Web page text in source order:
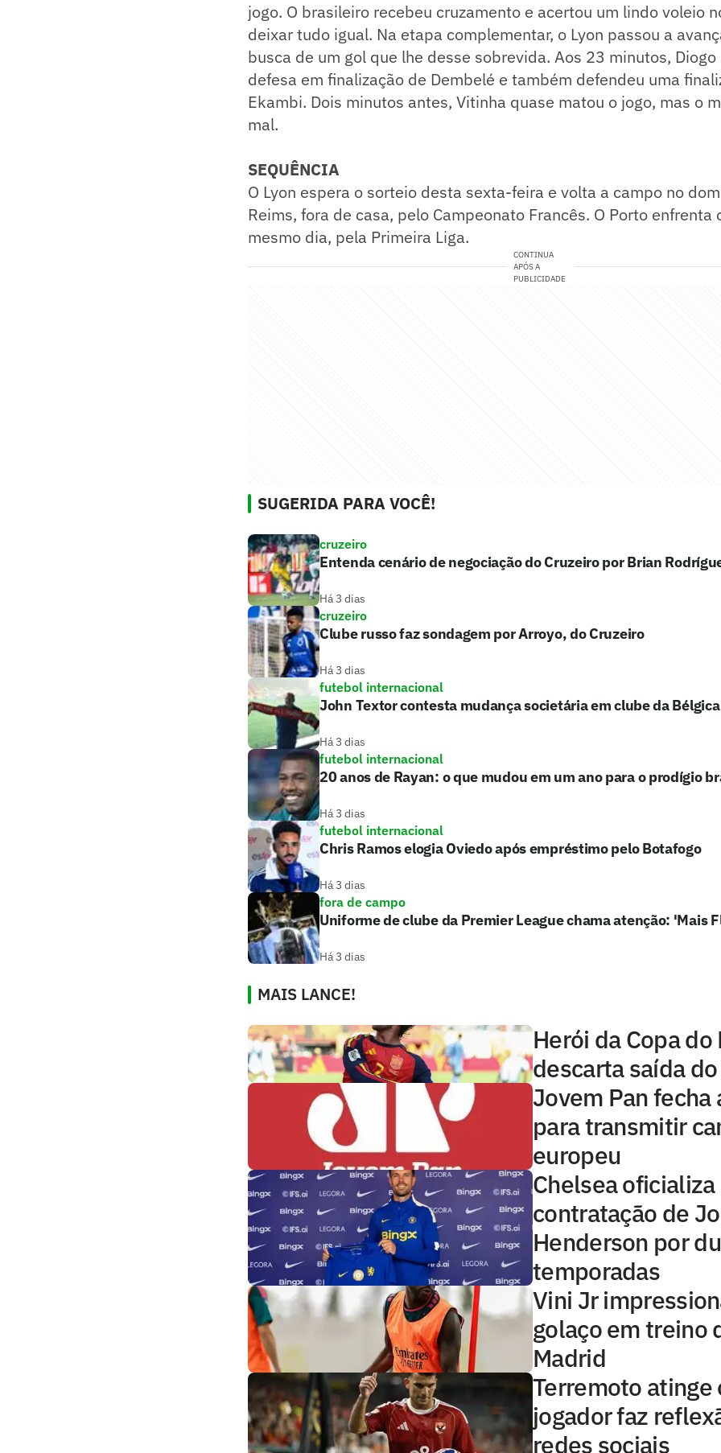
jogo. O brasileiro recebeu cruzamento e acertou um lindo voleio
deixar tudo igual. Na etapa complementar, o Lyon passou a
busca de um gol que lhe desse sobrevida. Aos 23 minutos, Diogo
defesa em finalização de Dembelé e também defendeu uma
Ekambi. Dois minutos antes, Vitinha quase matou o jogo, mas o
mal.
SEQUÊNCIA
​O Lyon espera o sorteio desta sexta-feira e volta a campo no
Reims, fora de casa, pelo Campeonato Francês. O Porto enfrenta
mesmo dia, pela Primeira Liga.
CONTINUA
APÓS A
PUBLICIDADE
SUGERIDA PARA VOCÊ!
cruzeiro
Entenda cenário de negociação do Cruzeiro por Brian
Há 3 dias
cruzeiro
Clube russo faz sondagem por Arroyo, do Cruzeiro
Há 3 dias
futebol internacional
John Textor contesta mudança societária em clube da Bélgica
Há 3 dias
futebol internacional
20 anos de Rayan: o que mudou em um ano para o prodígio
Há 3 dias
futebol internacional
Chris Ramos elogia Oviedo após empréstimo pelo Botafogo
Há 3 dias
fora de campo
Uniforme de clube da Premier League chama atenção: 'Mais
Há 3 dias
MAIS LANCE!
Herói da Copa
descarta saída
Jovem Pan fecha
para transmitir
europeu
Chelsea oficializa
contratação de
Henderson por
temporadas
Vini Jr
golaço em treino
Madrid
Terremoto atinge
jogador faz
redes sociais